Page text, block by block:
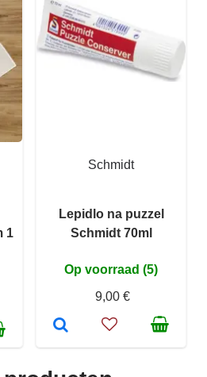
1
Schmidt
Lepidlo na puzzel
Schmidt 70ml
Op voorraad (5)
9,00 €